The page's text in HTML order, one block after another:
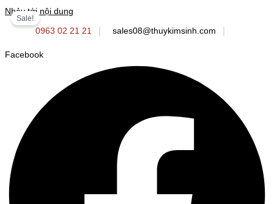
Nhảy tới nội dung
0963 02 21 21 sales08@thuykimsinh.com
Facebook
Sale!